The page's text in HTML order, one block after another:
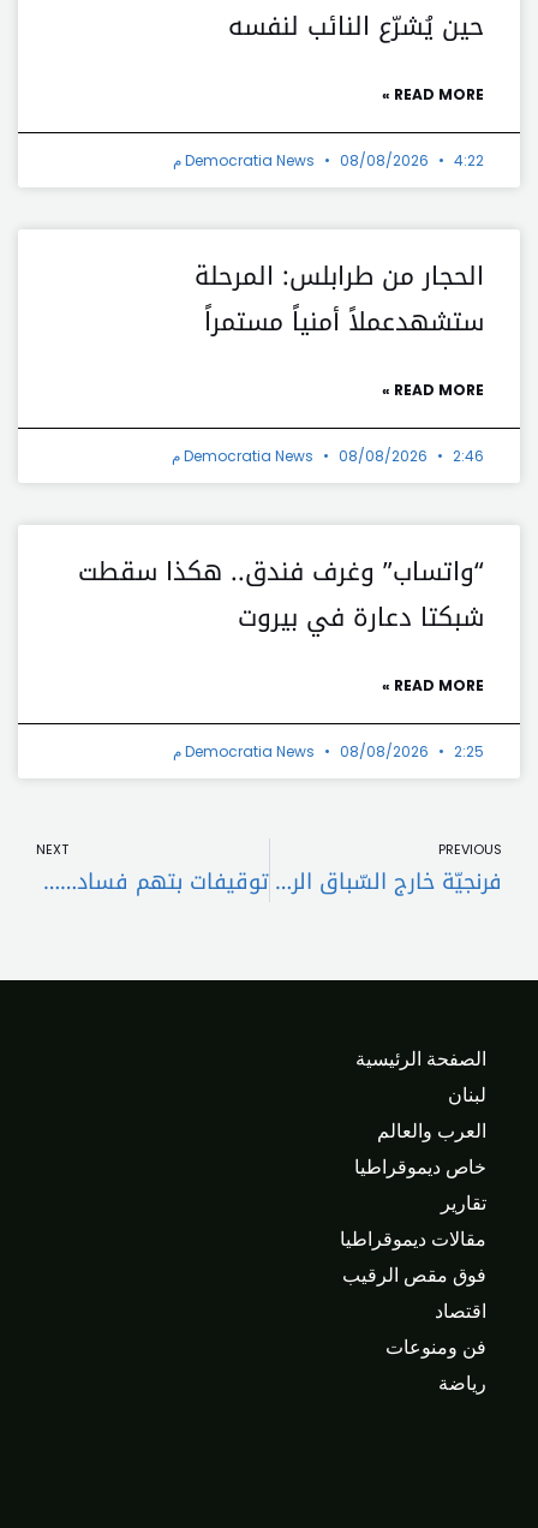
حين يُشرّع النائب لنفسه
READ MORE »
Democratia News 08/08/2026 4:22 م
الحجار من طرابلس: المرحلة
ستشهدعملاً أمنياً مستمراً
READ MORE »
Democratia News 08/08/2026 2:46 م
“واتساب” وغرف فندق.. هكذا سقطت
شبكتا دعارة في بيروت
READ MORE »
Democratia News 08/08/2026 2:25 م
PREVIOUS
فرنجيّة خارج السّباق الرئاسي؟!
NEXT
توقيفات بتهم فساد… ماذا يجري في مرفأ بيروت؟
الصفحة الرئيسية
لبنان
العرب والعالم
خاص ديموقراطيا
تقارير
مقالات ديموقراطيا
فوق مقص الرقيب
اقتصاد
فن ومنوعات
رياضة